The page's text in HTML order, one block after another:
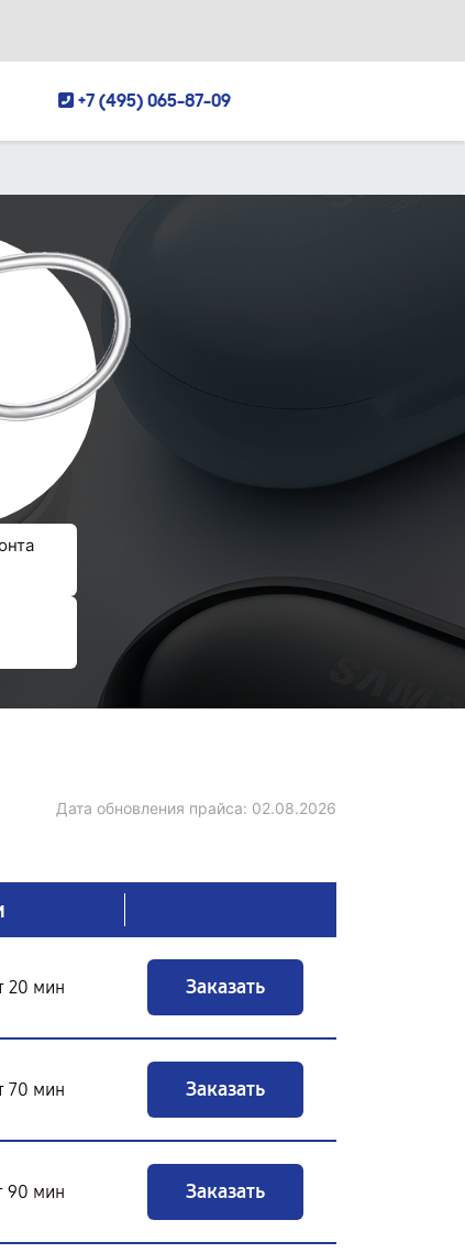
+7 (495) 065-87-09
Дата обновления прайса: 02.08.2026
20 мин Заказать
70 мин Заказать
90 мин Заказать